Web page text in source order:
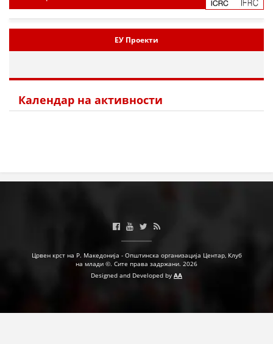
ЕУ Проекти
Календар на активности
Црвен крст на Р. Македонија - Општинска организација Центар, Клуб
на млади ©. Сите права задржани. 2026
Designed and Developed by AA